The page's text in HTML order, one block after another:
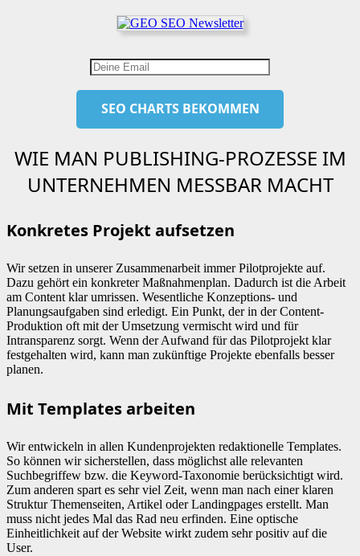
WIE MAN PUBLISHING-PROZESSE IM
UNTERNEHMEN MESSBAR MACHT
Konkretes Projekt aufsetzen
Wir setzen in unserer Zusammenarbeit immer Pilotprojekte auf.
Dazu gehört ein konkreter Maßnahmenplan. Dadurch ist die Arbeit
am Content klar umrissen. Wesentliche Konzeptions- und
Planungsaufgaben sind erledigt. Ein Punkt, der in der Content-
Produktion oft mit der Umsetzung vermischt wird und für
Intransparenz sorgt. Wenn der Aufwand für das Pilotprojekt klar
festgehalten wird, kann man zukünftige Projekte ebenfalls besser
planen.
Mit Templates arbeiten
Wir entwickeln in allen Kundenprojekten redaktionelle Templates.
So können wir sicherstellen, dass möglichst alle relevanten
Suchbegriffew bzw. die Keyword-Taxonomie berücksichtigt wird.
Zum anderen spart es sehr viel Zeit, wenn man nach einer klaren
Struktur Themenseiten, Artikel oder Landingpages erstellt. Man
muss nicht jedes Mal das Rad neu erfinden. Eine optische
Einheitlichkeit auf der Website wirkt zudem sehr positiv auf die
User.